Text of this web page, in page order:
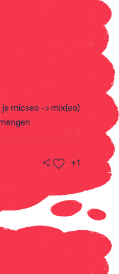
micseo -> mix(eo)
+1